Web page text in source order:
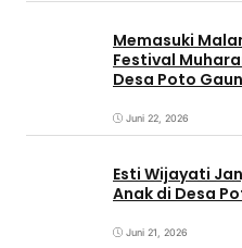
Memasuki
Festival
Desa Poto
Juni 22, 2026
Esti Wijayati
Anak di Desa
Juni 21, 2026